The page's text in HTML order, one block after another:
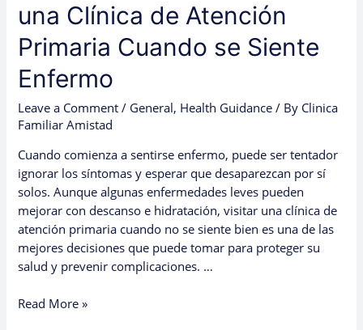
una Clínica de Atención
Primaria Cuando se Siente
Enfermo
Leave a Comment / General, Health Guidance / By Clinica
Familiar Amistad
Cuando comienza a sentirse enfermo, puede ser tentador
ignorar los síntomas y esperar que desaparezcan por sí
solos. Aunque algunas enfermedades leves pueden
mejorar con descanso e hidratación, visitar una clínica de
atención primaria cuando no se siente bien es una de las
mejores decisiones que puede tomar para proteger su
salud y prevenir complicaciones. …
Read More »